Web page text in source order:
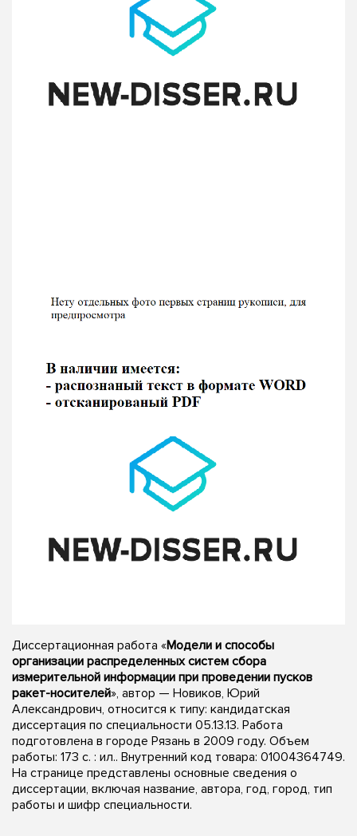
Диссертационная работа «Модели и способы
организации распределенных систем сбора
измерительной информации при проведении пусков
ракет-носителей», автор — Новиков, Юрий
Александрович, относится к типу: кандидатская
диссертация по специальности 05.13.13. Работа
подготовлена в городе Рязань в 2009 году. Объем
работы: 173 с. : ил.. Внутренний код товара: 01004364749.
На странице представлены основные сведения о
диссертации, включая название, автора, год, город, тип
работы и шифр специальности.